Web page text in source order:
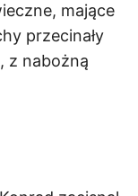
mające
przecinały
z nabożną